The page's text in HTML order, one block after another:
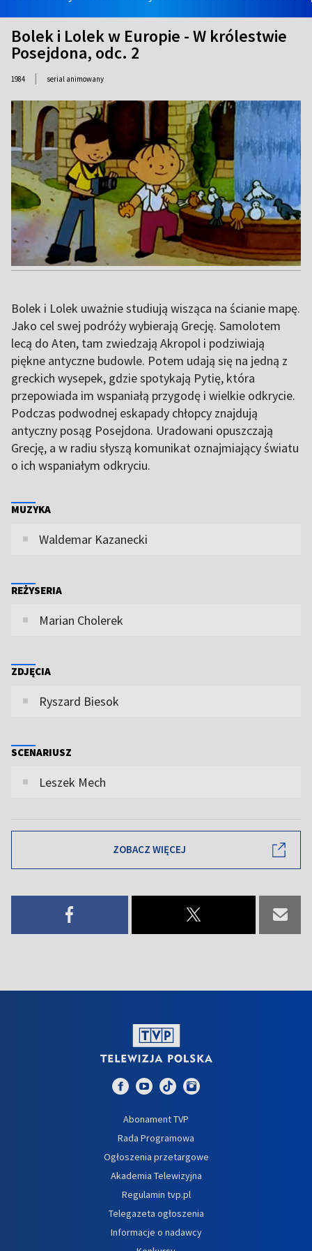
Bolek i Lolek w Europie - W królestwie
Posejdona, odc. 2
1984 | serial animowany
Bolek i Lolek uważnie studiują wisząca na ścianie mapę.
Jako cel swej podróży wybierają Grecję. Samolotem
lecą do Aten, tam zwiedzają Akropol i podziwiają
piękne antyczne budowle. Potem udają się na jedną z
greckich wysepek, gdzie spotykają Pytię, która
przepowiada im wspaniałą przygodę i wielkie odkrycie.
Podczas podwodnej eskapady chłopcy znajdują
antyczny posąg Posejdona. Uradowani opuszczają
Grecję, a w radiu słyszą komunikat oznajmiający światu
o ich wspaniałym odkryciu.
MUZYKA
Waldemar Kazanecki
REŻYSERIA
Marian Cholerek
ZDJĘCIA
Ryszard Biesok
SCENARIUSZ
Leszek Mech
ZOBACZ WIĘCEJ
Abonament TVP
Rada Programowa
Ogłoszenia przetargowe
Akademia Telewizyjna
Regulamin tvp.pl
Telegazeta ogłoszenia
Informacje o nadawcy